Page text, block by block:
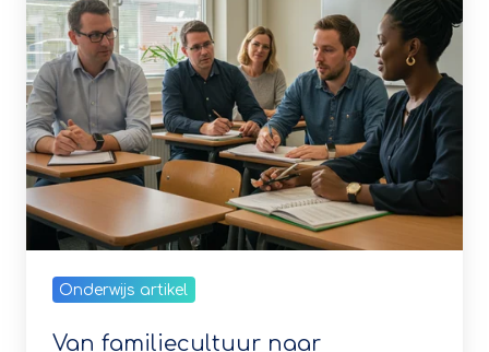
cultuur:
praktisch
stappenplan
Onderwijs artikel
Van familiecultuur naar
professionele cultuur: praktisch
stappenplan